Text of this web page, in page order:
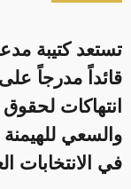
تستعد كتيبة
قائداً مدرجاً
انتهاكات
والسعي
في الانتخابات